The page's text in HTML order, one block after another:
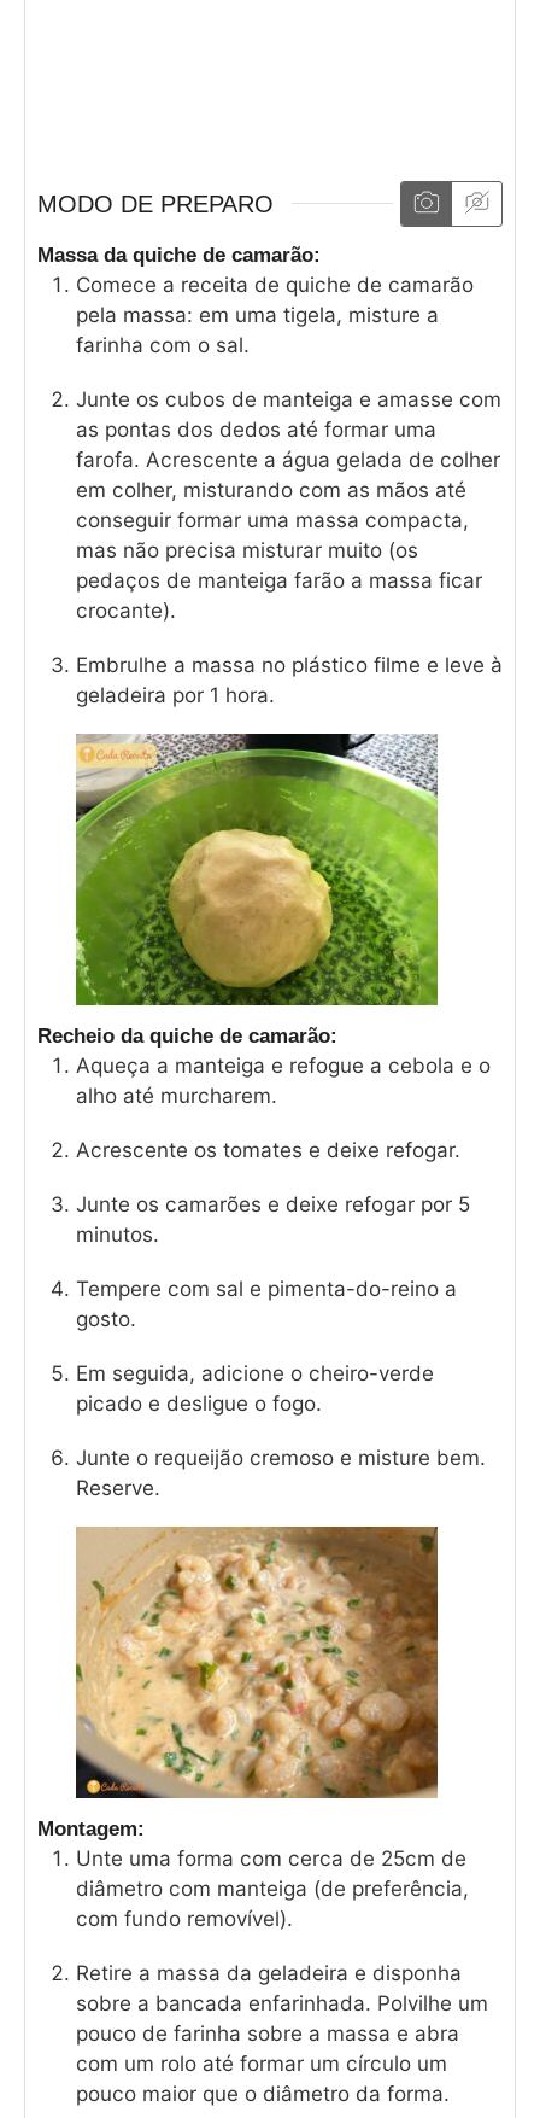
MODO DE PREPARO
Massa da quiche de camarão:
Comece a receita de quiche de camarão
pela massa: em uma tigela, misture a
farinha com o sal.
Junte os cubos de manteiga e amasse com
as pontas dos dedos até formar uma
farofa. Acrescente a água gelada de colher
em colher, misturando com as mãos até
conseguir formar uma massa compacta,
mas não precisa misturar muito (os
pedaços de manteiga farão a massa ficar
crocante).
Embrulhe a massa no plástico filme e leve à
geladeira por 1 hora.
Recheio da quiche de camarão:
Aqueça a manteiga e refogue a cebola e o
alho até murcharem.
Acrescente os tomates e deixe refogar.
Junte os camarões e deixe refogar por 5
minutos.
Tempere com sal e pimenta-do-reino a
gosto.
Em seguida, adicione o cheiro-verde
picado e desligue o fogo.
Junte o requeijão cremoso e misture bem.
Reserve.
Montagem:
Unte uma forma com cerca de 25cm de
diâmetro com manteiga (de preferência,
com fundo removível).
Retire a massa da geladeira e disponha
sobre a bancada enfarinhada. Polvilhe um
pouco de farinha sobre a massa e abra
com um rolo até formar um círculo um
pouco maior que o diâmetro da forma.